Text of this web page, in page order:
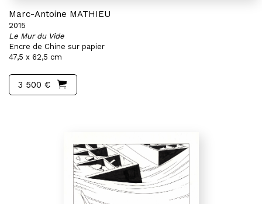
Marc-Antoine MATHIEU
2015
Le Mur du Vide
Encre de Chine sur papier
47,5 x 62,5 cm
3 500 €